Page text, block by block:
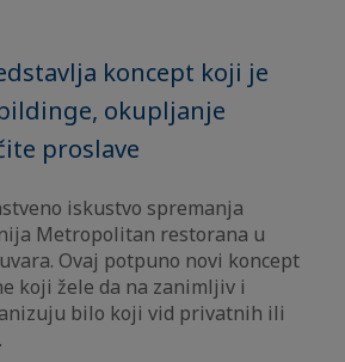
koncept koji je
okupljanje
proslave
iskustvo spremanja
Metropolitan restorana u
Ovaj potpuno novi koncept
koji žele da na zanimljiv i
bilo koji vid privatnih ili